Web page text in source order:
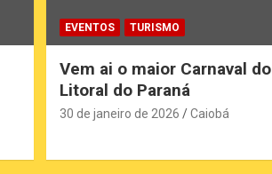
EVENTOS TURISMO
Vem ai o maior Carnaval do
Litoral do Paraná
30 de janeiro de 2026 Caiobá